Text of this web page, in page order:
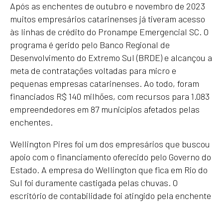
Após as enchentes de outubro e novembro de 2023
muitos empresários catarinenses já tiveram acesso
às linhas de crédito do Pronampe Emergencial SC. O
programa é gerido pelo Banco Regional de
Desenvolvimento do Extremo Sul (BRDE) e alcançou a
meta de contratações voltadas para micro e
pequenas empresas catarinenses. Ao todo, foram
financiados R$ 140 milhões, com recursos para 1.083
empreendedores em 87 municípios afetados pelas
enchentes.
Wellington Pires foi um dos empresários que buscou
apoio com o financiamento oferecido pelo Governo do
Estado. A empresa do Wellington que fica em Rio do
Sul foi duramente castigada pelas chuvas. O
escritório de contabilidade foi atingido pela enchente